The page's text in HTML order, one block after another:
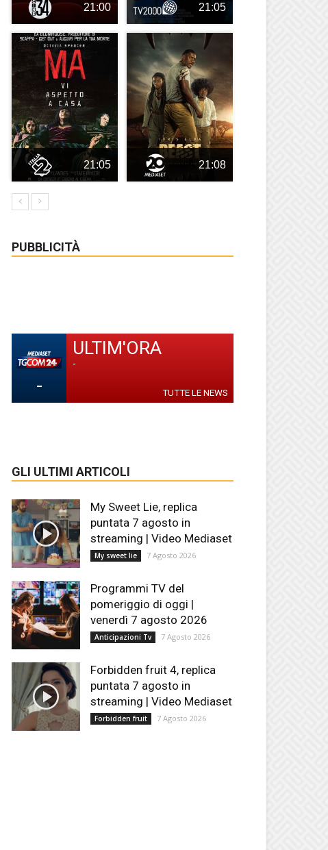
21:00 21:05
21:05 21:08
PUBBLICITÀ
-
ULTIM'ORA
-
TUTTE LE NEWS
GLI ULTIMI ARTICOLI
My Sweet Lie, replica
puntata 7 agosto in
streaming | Video Mediaset
My sweet lie 7 Agosto 2026
Programmi TV del
pomeriggio di oggi |
venerdì 7 agosto 2026
Anticipazioni Tv 7 Agosto 2026
Forbidden fruit 4, replica
puntata 7 agosto in
streaming | Video Mediaset
Forbidden fruit 7 Agosto 2026